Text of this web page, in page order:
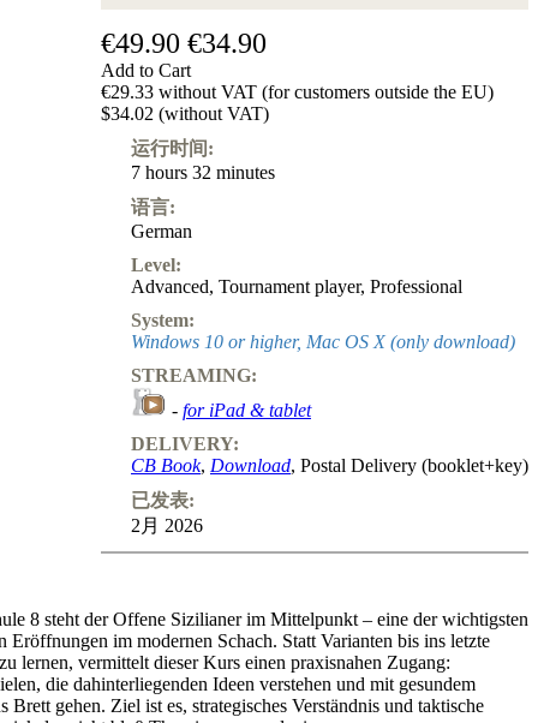
€49.90 €34.90
Add to Cart
€29.33 without VAT (for customers outside the EU)
$34.02 (without VAT)
运行时间:
7 hours 32 minutes
语言:
German
Level:
Advanced, Tournament player, Professional
System:
Windows 10 or higher, Mac OS X (only download)
STREAMING:
- for iPad & tablet
DELIVERY:
CB Book, Download, Postal Delivery (booklet+key)
已发表:
2月 2026
8 steht der Offene Sizilianer im Mittelpunkt – eine der wichtigsten
Eröffnungen im modernen Schach. Statt Varianten bis ins letzte
lernen, vermittelt dieser Kurs einen praxisnahen Zugang:
die dahinterliegenden Ideen verstehen und mit gesundem
Brett gehen. Ziel ist es, strategisches Verständnis und taktische